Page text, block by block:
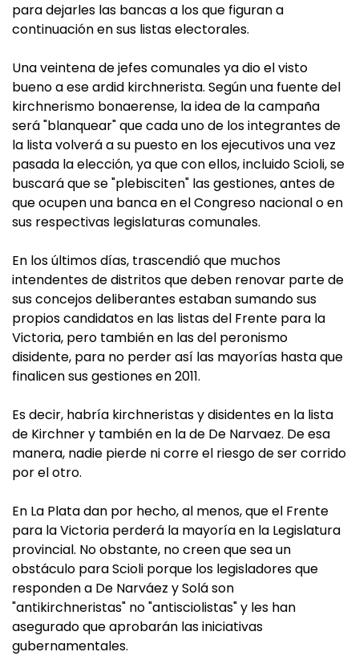
para dejarles las bancas a los que figuran a
continuación en sus listas electorales.
Una veintena de jefes comunales ya dio el visto
bueno a ese ardid kirchnerista. Según una fuente del
kirchnerismo bonaerense, la idea de la campaña
será "blanquear" que cada uno de los integrantes de
la lista volverá a su puesto en los ejecutivos una vez
pasada la elección, ya que con ellos, incluido Scioli, se
buscará que se "plebisciten" las gestiones, antes de
que ocupen una banca en el Congreso nacional o en
sus respectivas legislaturas comunales.
En los últimos días, trascendió que muchos
intendentes de distritos que deben renovar parte de
sus concejos deliberantes estaban sumando sus
propios candidatos en las listas del Frente para la
Victoria, pero también en las del peronismo
disidente, para no perder así las mayorías hasta que
finalicen sus gestiones en 2011.
Es decir, habría kirchneristas y disidentes en la lista
de Kirchner y también en la de De Narvaez. De esa
manera, nadie pierde ni corre el riesgo de ser corrido
por el otro.
En La Plata dan por hecho, al menos, que el Frente
para la Victoria perderá la mayoría en la Legislatura
provincial. No obstante, no creen que sea un
obstáculo para Scioli porque los legisladores que
responden a De Narváez y Solá son
"antikirchneristas" no "antisciolistas" y les han
asegurado que aprobarán las iniciativas
gubernamentales.